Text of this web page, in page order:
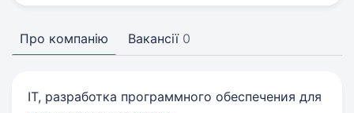
Про компанію Вакансії 0
IT, разработка программного обеспечения для